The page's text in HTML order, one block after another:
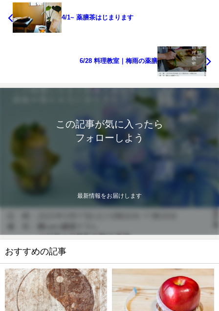
4/1~ 薬膳茶はじまります
6/28 料理教室｜梅雨の薬膳
この記事が気に入ったら
フォローしよう
最新情報をお届けします
おすすめの記事